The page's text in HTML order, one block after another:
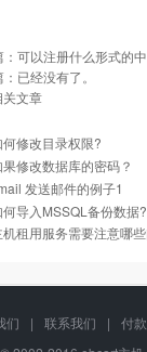
可以注册什么形式的
已经没有了。
关文章
何修改目录权限?
果修改数据库的密码？
发送邮件的例子1
何导入MSSQL备份数据
机租用服务需要注意哪
们 | 联系我们 |
付